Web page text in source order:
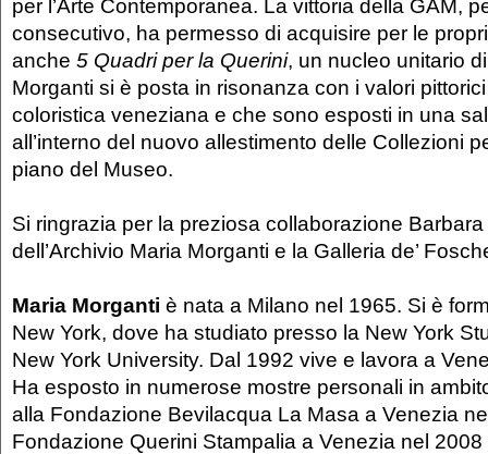
per l’Arte Contemporanea. La vittoria della GAM,
consecutivo, ha permesso di acquisire per le
anche 5 Quadri per la Querini, un nucleo unitario
Morganti si è posta in risonanza con i valori
coloristica veneziana e che sono esposti in una
all’interno del nuovo allestimento delle Collezioni
piano del Museo.
Si ringrazia per la preziosa collaborazione Barbara
dell’Archivio Maria Morganti e la Galleria de’
Maria Morganti è nata a Milano nel 1965. Si è
New York, dove ha studiato presso la New York
New York University. Dal 1992 vive e lavora a
Ha esposto in numerose mostre personali in
alla Fondazione Bevilacqua La Masa a Venezia
Fondazione Querini Stampalia a Venezia nel